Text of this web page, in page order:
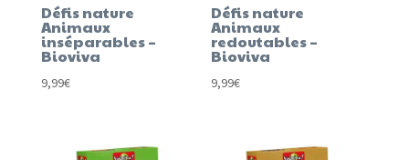
Défis nature
Animaux
inséparables –
Bioviva
9,99€
Défis nature
Animaux
redoutables –
Bioviva
9,99€